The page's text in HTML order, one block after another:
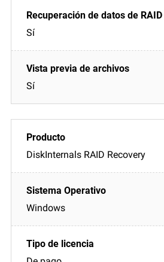
Sí
Sí
DiskInternals RAID Recovery
Windows